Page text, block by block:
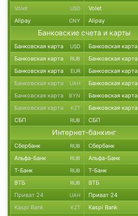
Volet USD Volet
Alipay CNY Alipay
Банковские счета и карты
Банковская карта USD Банковская карта
Банковская карта RUB Банковская карта
Банковская карта EUR Банковская карта
Банковская карта UAH Банковская карта
Банковская карта BYN Банковская карта
Банковская карта KZT Банковская карта
СБП RUB СБП
Интернет-банкинг
Сбербанк RUB Сбербанк
Альфа-Банк RUB Альфа-Банк
Т-Банк RUB Т-Банк
ВТБ RUB ВТБ
Приват 24 UAH Приват 24
Kaspi Bank KZT Kaspi Bank